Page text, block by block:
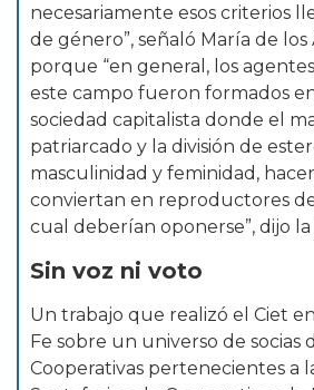
necesariamente esos criterios
de género”, señaló María de
porque “en general, los
este campo fueron formados
sociedad capitalista donde el
patriarcado y la división de
masculinidad y feminidad,
conviertan en reproductores
cual deberían oponerse”, dijo
Sin voz ni voto
Un trabajo que realizó el Ciet
Fe sobre un universo de socias
Cooperativas pertenecientes a